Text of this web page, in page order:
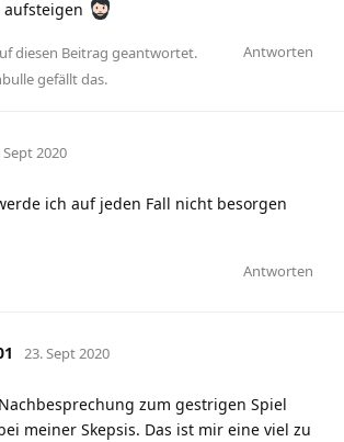
aufsteigen
Antworten
diesen Beitrag geantwortet.
gefällt das.
Sept 2020
ich auf jeden Fall nicht besorgen
Antworten
23. Sept 2020
zum gestrigen Spiel
meiner Skepsis. Das ist mir eine viel zu